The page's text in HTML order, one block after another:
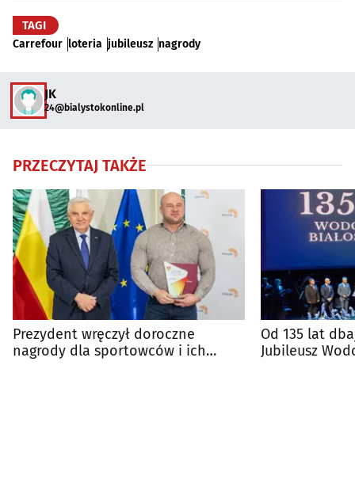
TAGI
Carrefour loteria jubileusz nagrody
JK
24@bialystokonline.pl
PRZECZYTAJ TAKŻE
Prezydent wręczył doroczne
nagrody dla sportowców i ich
Od 135 lat
Jubileusz